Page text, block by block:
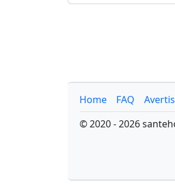
Home FAQ
© 2020 - 2026